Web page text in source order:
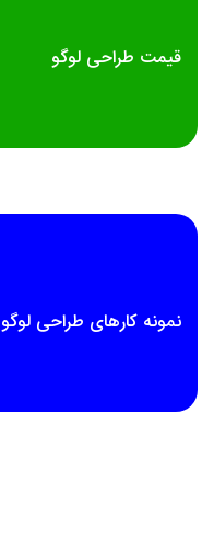
قیمت طراحی لوگو
نمونه کارهای طراحی لوگو